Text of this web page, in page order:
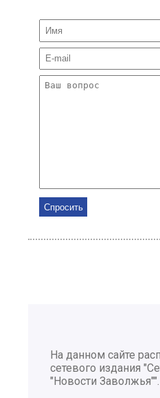
На данном сайте
сетевого издания
"Новости Заволжья"".